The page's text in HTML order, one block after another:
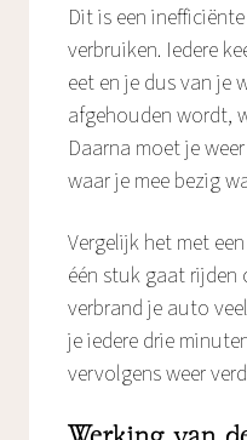
Dit is een
verbruiken. Iedere
eet en je dus van je
afgehouden wordt,
Daarna moet je
waar je mee bezig
Vergelijk het met
één stuk gaat rijden
verbrand je auto
je iedere drie
vervolgens weer